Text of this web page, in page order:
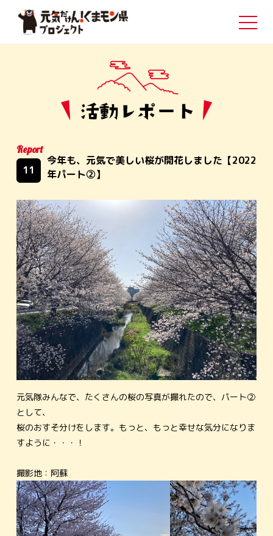
Report
11
今年も、元気で美しい桜が開花しました【2022
年パート②】
元気隊みんなで、たくさんの桜の写真が撮れたので、パート②
として、
桜のおすそ分けをします。もっと、もっと幸せな気分になりま
すように・・・！
撮影地：阿蘇